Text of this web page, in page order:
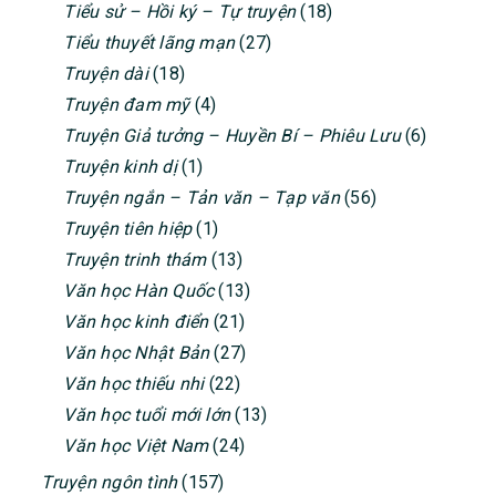
Tiểu sử – Hồi ký – Tự truyện(18)
Tiểu thuyết lãng mạn(27)
Truyện dài(18)
Truyện đam mỹ(4)
Truyện Giả tưởng – Huyền Bí – Phiêu Lưu(6)
Truyện kinh dị(1)
Truyện ngắn – Tản văn – Tạp văn(56)
Truyện tiên hiệp(1)
Truyện trinh thám(13)
Văn học Hàn Quốc(13)
Văn học kinh điển(21)
Văn học Nhật Bản(27)
Văn học thiếu nhi(22)
Văn học tuổi mới lớn(13)
Văn học Việt Nam(24)
Truyện ngôn tình(157)